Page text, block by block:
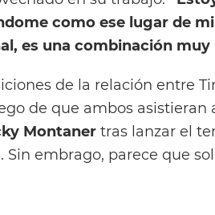
como ese lugar de
es una combinación muy
de la relación entre
de que ambos asistieran
Montaner tras lanzar el
Sin embrago, parece que